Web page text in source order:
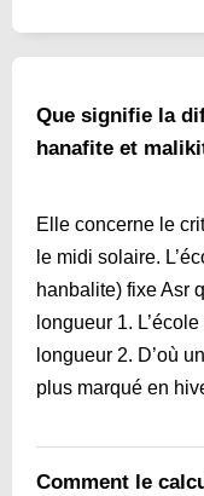
Que signifie la
hanafite et
Elle concerne le
le midi solaire.
hanbalite) fixe Asr
longueur 1.
longueur 2. D’où
plus marqué en
Comment le